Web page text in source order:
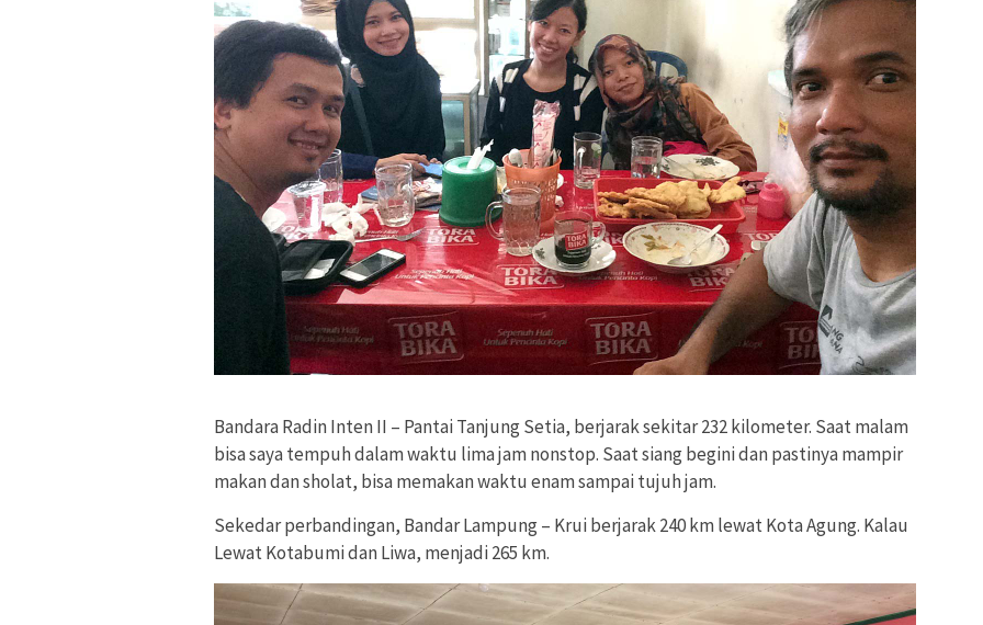
Bandara Radin Inten II – Pantai Tanjung Setia, berjarak sekitar 232 kilometer. Saat malam
bisa saya tempuh dalam waktu lima jam nonstop. Saat siang begini dan pastinya mampir
makan dan sholat, bisa memakan waktu enam sampai tujuh jam.
Sekedar perbandingan, Bandar Lampung – Krui berjarak 240 km lewat Kota Agung. Kalau
Lewat Kotabumi dan Liwa, menjadi 265 km.